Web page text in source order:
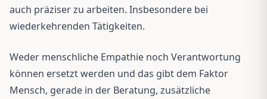
auch präziser zu arbeiten. Insbesondere bei
wiederkehrenden Tätigkeiten.
Weder menschliche Empathie noch Verantwortung
können ersetzt werden und das gibt dem Faktor
Mensch, gerade in der Beratung, zusätzliche